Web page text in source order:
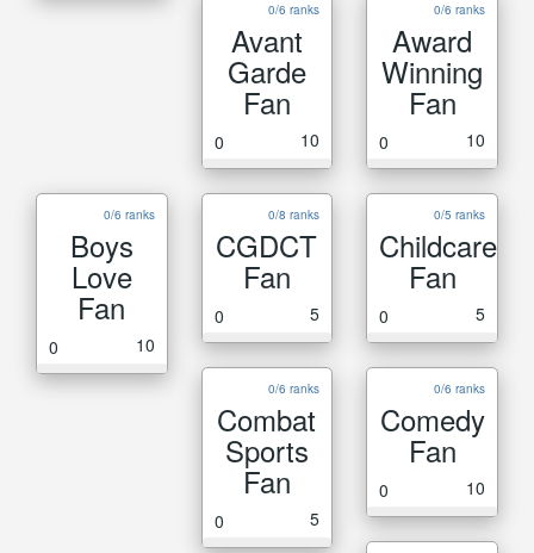
0/6 ranks
Avant
Garde
Fan
0 10
0/6 ranks
Award
Winning
Fan
0 10
0/6 ranks
Boys
Love
Fan
0 10
0/8 ranks
CGDCT
Fan
0 5
0/5 ranks
Childcare
Fan
0 5
0/6 ranks
Combat
Sports
Fan
0 5
0/6 ranks
Comedy
Fan
0 10